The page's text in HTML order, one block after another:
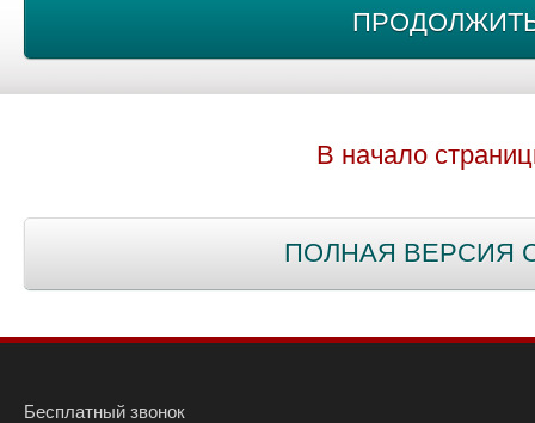
В начало
ПОЛНАЯ ВЕРСИЯ
Бесплатный звонок